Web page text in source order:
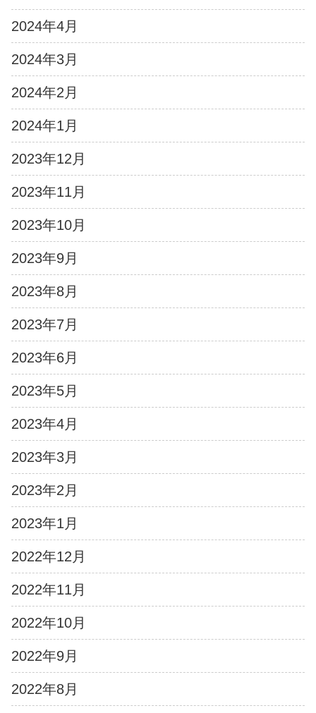
2024年4月
2024年3月
2024年2月
2024年1月
2023年12月
2023年11月
2023年10月
2023年9月
2023年8月
2023年7月
2023年6月
2023年5月
2023年4月
2023年3月
2023年2月
2023年1月
2022年12月
2022年11月
2022年10月
2022年9月
2022年8月